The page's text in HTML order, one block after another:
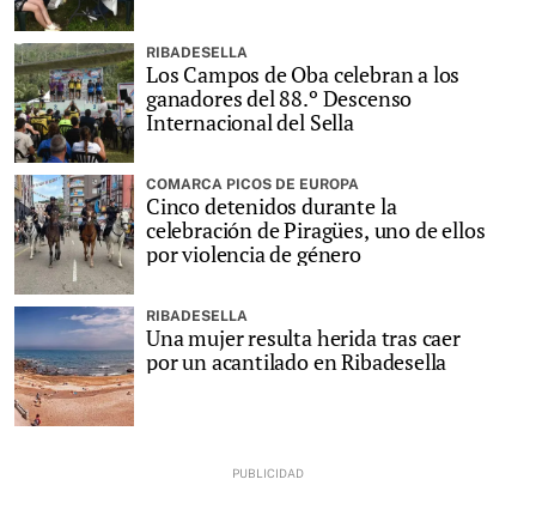
RIBADESELLA
Los Campos de Oba celebran a los
ganadores del 88.º Descenso
Internacional del Sella
COMARCA PICOS DE EUROPA
Cinco detenidos durante la
celebración de Piragües, uno de ellos
por violencia de género
RIBADESELLA
Una mujer resulta herida tras caer
por un acantilado en Ribadesella